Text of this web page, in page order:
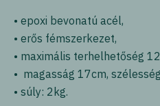
• epoxi bevonatú acél,
• erős fémszerkezet,
• maximális terhelhetőség
• magasság 17cm,
• súly: 2kg.